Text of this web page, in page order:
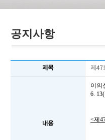
공지사항
제목 제47
내용
이의
6.
<제